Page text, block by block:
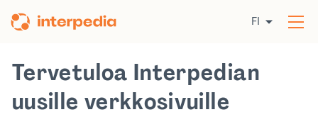
sisältöön
FI
Tervetuloa Interpedian
uusille verkkosivuille